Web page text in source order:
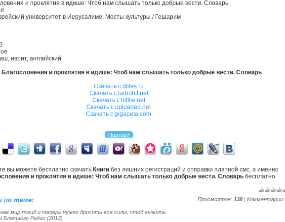
и проклятия в идише: Чтоб нам слышать только добрые вести. Словарь
университет в Иерусалиме; Мосты культуры / Гешарим
иврит, английский
Благословения и проклятия в идише: Чтоб нам слышать только добрые вести. Словарь
Скачать с dfiles.ru
Скачать с turbobit.net
Скачать с hitfile.net
Скачать с uploaded.net
Скачать с gigapeta.com
вы можете бесплатно скачать Книгибез лишних регистраций и отправки платной смс, а именно
и проклятия в идише: Чтоб нам слышать только добрые вести. Словарь бесплатно.
Просмотров: 138 |
по теме:
мир погиб и теперь нужно бросить все силы, чтоб выжить
Блатного Радио (2012)